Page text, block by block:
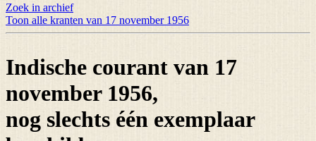
Zoek in archief
Toon alle kranten van 17 november 1956
Indische courant van 17
november 1956,
nog slechts één exemplaar